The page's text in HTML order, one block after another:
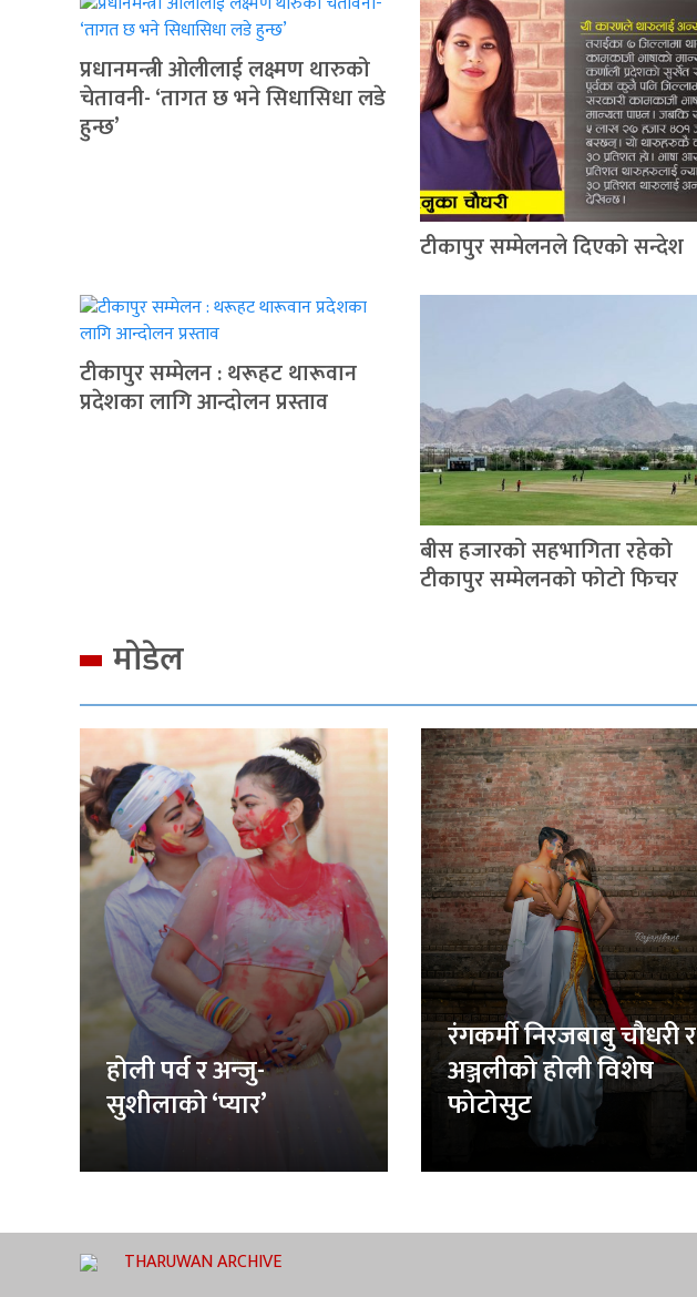
प्रधानमन्त्री ओलीलाई लक्ष्मण थारुको
चेतावनी- ‘तागत छ भने सिधासिधा लडे
हुन्छ’
टीकापुर सम्मेलनले दिएको सन्देश
टीकापुर सम्मेलन : थरूहट थारूवान
प्रदेशका लागि आन्दाेलन प्रस्ताव
बीस हजारको सहभागिता रहेको
टीकापुर सम्मेलनको फोटो फिचर
मोडेल
होली पर्व र अन्जु-
सुशीलाको ‘प्यार’
रंगकर्मी निरजबाबु चौधरी र
अञ्जलीको होली विशेष
फोटोसुट
THARUWAN ARCHIVE